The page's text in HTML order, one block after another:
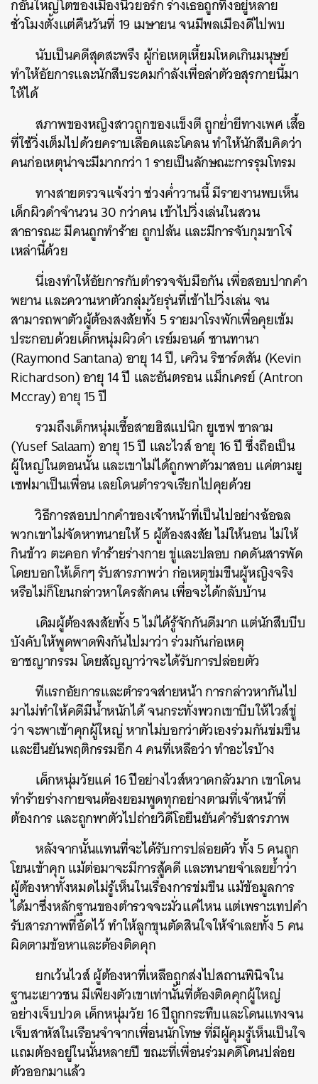
กอันใหญ่โตของเมืองนิวยอร์ก ร่างเธอถูกทิ้งอยู่หลาย
ชั่วโมงตั้งแต่คืนวันที่ 19 เมษายน จนมีพลเมืองดีไปพบ
นับเป็นคดีสุดสะพรึง ผู้ก่อเหตุเหี้ยมโหดเกินมนุษย์
ทำให้อัยการและนักสืบระดมกำลังเพื่อล่าตัวอสุรกายนี้มา
ให้ได้
สภาพของหญิงสาวถูกของแข็งตี ถูกย่ำยีทางเพศ เสื้อ
ที่ใช้วิ่งเต็มไปด้วยคราบเลือดและโคลน ทำให้นักสืบคิดว่า
คนก่อเหตุน่าจะมีมากกว่า 1 รายเป็นลักษณะการรุมโทรม
ทางสายตรวจแจ้งว่า ช่วงค่ำวานนี้ มีรายงานพบเห็น
เด็กผิวดำจำนวน 30 กว่าคน เข้าไปวิ่งเล่นในสวน
สาธารณะ มีคนถูกทำร้าย ถูกปล้น และมีการจับกุมขาโจ๋
เหล่านี้ด้วย
นี่เองทำให้อัยการกับตำรวจจับมือกัน เพื่อสอบปากคำ
พยาน และควานหาตัวกลุ่มวัยรุ่นที่เข้าไปวิ่งเล่น จน
สามารถพาตัวผู้ต้องสงสัยทั้ง 5 รายมาโรงพักเพื่อคุยเข้ม
ประกอบด้วยเด็กหนุ่มผิวดำ เรย์มอนด์ ซานทานา
(Raymond Santana) อายุ 14 ปี, เควิน ริชาร์ดสัน (Kevin
Richardson) อายุ 14 ปี และอันตรอน แม็กเครย์ (Antron
Mccray) อายุ 15 ปี
รวมถึงเด็กหนุ่มเชื้อสายฮิสแปนิก ยูเซฟ ซาลาม
(Yusef Salaam) อายุ 15 ปี และไวส์ อายุ 16 ปี ซึ่งถือเป็น
ผู้ใหญ่ในตอนนั้น และเขาไม่ได้ถูกพาตัวมาสอบ แค่ตามยู
เซฟมาเป็นเพื่อน เลยโดนตำรวจเรียกไปคุยด้วย
วิธีการสอบปากคำของเจ้าหน้าที่เป็นไปอย่างฉ้อฉล
พวกเขาไม่จัดหาทนายให้ 5 ผู้ต้องสงสัย ไม่ให้นอน ไม่ให้
กินข้าว ตะคอก ทำร้ายร่างกาย ขู่และปลอบ กดดันสารพัด
โดยบอกให้เด็กๆ รับสารภาพว่า ก่อเหตุข่มขืนผู้หญิงจริง
หรือไม่ก็โยนกล่าวหาใครสักคน เพื่อจะได้กลับบ้าน
เดิมผู้ต้องสงสัยทั้ง 5 ไม่ได้รู้จักกันดีมาก แต่นักสืบบีบ
บังคับให้พูดพาดพิงกันไปมาว่า ร่วมกันก่อเหตุ
อาชญากรรม โดยสัญญาว่าจะได้รับการปล่อยตัว
ทีแรกอัยการและตำรวจส่ายหน้า การกล่าวหากันไป
มาไม่ทำให้คดีมีน้ำหนักได้ จนกระทั่งพวกเขาบีบให้ไวส์ขู่
ว่า จะพาเข้าคุกผู้ใหญ่ หากไม่บอกว่าตัวเองร่วมกันข่มขืน
และยืนยันพฤติกรรมอีก 4 คนที่เหลือว่า ทำอะไรบ้าง
เด็กหนุ่มวัยแค่ 16 ปีอย่างไวส์หวาดกลัวมาก เขาโดน
ทำร้ายร่างกายจนต้องยอมพูดทุกอย่างตามที่เจ้าหน้าที่
ต้องการ และถูกพาตัวไปถ่ายวิดีโอยืนยันคำรับสารภาพ
หลังจากนั้นแทนที่จะได้รับการปล่อยตัว ทั้ง 5 คนถูก
โยนเข้าคุก แม้ต่อมาจะมีการสู้คดี และทนายจำเลยย้ำว่า
ผู้ต้องหาทั้งหมดไม่รู้เห็นในเรื่องการข่มขืน แม้ข้อมูลการ
ได้มาซึ่งหลักฐานของตำรวจจะมั่วแค่ไหน แต่เพราะเทปคำ
รับสารภาพที่อัดไว้ ทำให้ลูกขุนตัดสินใจให้จำเลยทั้ง 5 คน
ผิดตามข้อหาและต้องติดคุก
ยกเว้นไวส์ ผู้ต้องหาที่เหลือถูกส่งไปสถานพินิจใน
ฐานะเยาวชน มีเพียงตัวเขาเท่านั้นที่ต้องติดคุกผู้ใหญ่
อย่างเจ็บปวด เด็กหนุ่มวัย 16 ปีถูกกระทืบและโดนแทงจน
เจ็บสาหัสในเรือนจำจากเพื่อนนักโทษ ที่มีผู้คุมรู้เห็นเป็นใจ
แถมต้องอยู่ในนั้นหลายปี ขณะที่เพื่อนร่วมคดีโดนปล่อย
ตัวออกมาแล้ว